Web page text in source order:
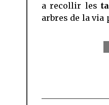
a recollir les
arbres de la